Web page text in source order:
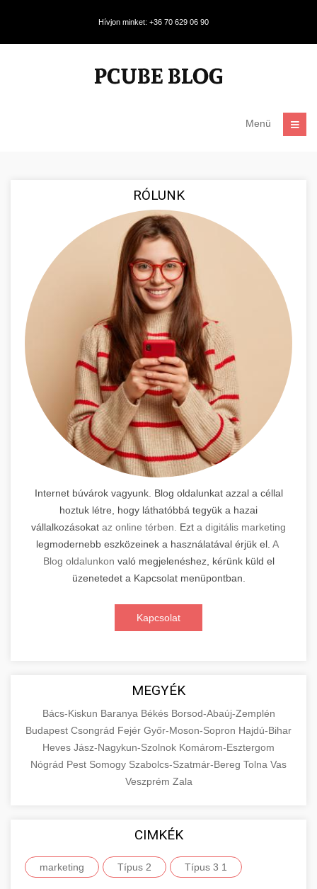
Hívjon minket: +36 70 629 06 90
Menü
RÓLUNK
Internet búvárok vagyunk. Blog oldalunkat azzal a céllal
hoztuk létre, hogy láthatóbbá tegyük a hazai
vállalkozásokat az online térben. Ezt a digitális marketing
legmodernebb eszközeinek a használatával érjük el. A
Blog oldalunkon való megjelenéshez, kérünk küld el
üzenetedet a Kapcsolat menüpontban.
Kapcsolat
MEGYÉK
Bács-Kiskun Baranya Békés Borsod-Abaúj-Zemplén
Budapest Csongrád Fejér Győr-Moson-Sopron Hajdú-Bihar
Heves Jász-Nagykun-Szolnok Komárom-Esztergom
Nógrád Pest Somogy Szabolcs-Szatmár-Bereg Tolna Vas
Veszprém Zala
CIMKÉK
marketing Típus 2 Típus 3 1